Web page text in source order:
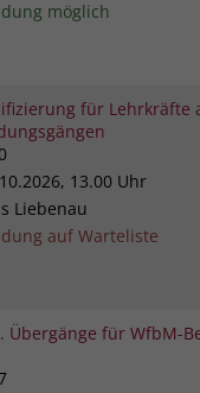
möglich
für Lehrkräfte
13.00 Uhr
Liebenau
auf Warteliste
Übergänge für WfbM-